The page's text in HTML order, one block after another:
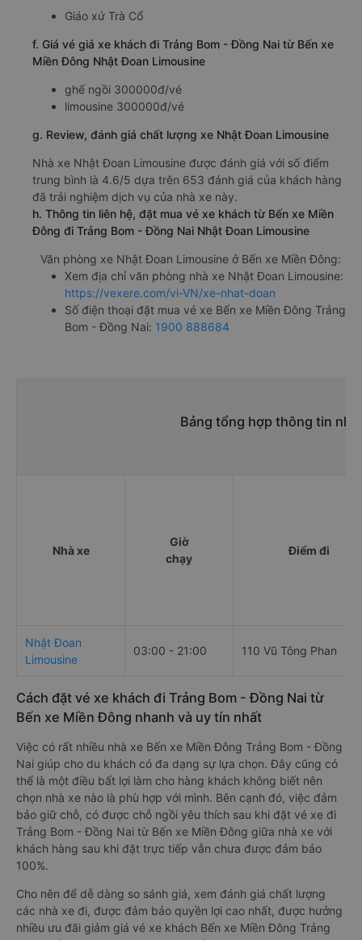
Giáo xứ Trà Cổ
f. Giá vé giá xe khách đi Trảng Bom - Đồng Nai từ Bến xe
Miền Đông Nhật Đoan Limousine
ghế ngồi 300000đ/vé
limousine 300000đ/vé
g. Review, đánh giá chất lượng xe Nhật Đoan Limousine
Nhà xe Nhật Đoan Limousine được đánh giá với số điểm
trung bình là 4.6/5 dựa trên 653 đánh giá của khách hàng
đã trải nghiệm dịch vụ của nhà xe này.
h. Thông tin liên hệ, đặt mua vé xe khách từ Bến xe Miền
Đông đi Trảng Bom - Đồng Nai Nhật Đoan Limousine
Văn phòng xe Nhật Đoan Limousine ở Bến xe Miền Đông:
Xem địa chỉ văn phòng nhà xe Nhật Đoan Limousine:
https://vexere.com/vi-VN/xe-nhat-doan
Số điện thoại đặt mua vé xe Bến xe Miền Đông Trảng
Bom - Đồng Nai: 1900 888684
Bảng tổng hợp thông tin
Nhà xe
Giờ
chạy
Điểm đi
Nhật Đoan
Limousine
03:00 - 21:00 110 Vũ Tông Phan
Cách đặt vé xe khách đi Trảng Bom - Đồng Nai từ
Bến xe Miền Đông nhanh và uy tín nhất
Việc có rất nhiều nhà xe Bến xe Miền Đông Trảng Bom - Đồng
Nai giúp cho du khách có đa dạng sự lựa chọn. Đây cũng có
thể là một điều bất lợi làm cho hàng khách không biết nên
chọn nhà xe nào là phù hợp với mình. Bên cạnh đó, việc đảm
bảo giữ chỗ, có được chỗ ngồi yêu thích sau khi đặt vé xe đi
Trảng Bom - Đồng Nai từ Bến xe Miền Đông giữa nhà xe với
khách hàng sau khi đặt trực tiếp vẫn chưa được đảm bảo
100%.
Cho nên để dễ dàng so sánh giá, xem đánh giá chất lượng
các nhà xe đi, được đảm bảo quyền lợi cao nhất, được hưởng
nhiều ưu đãi giảm giá vé xe khách Bến xe Miền Đông Trảng